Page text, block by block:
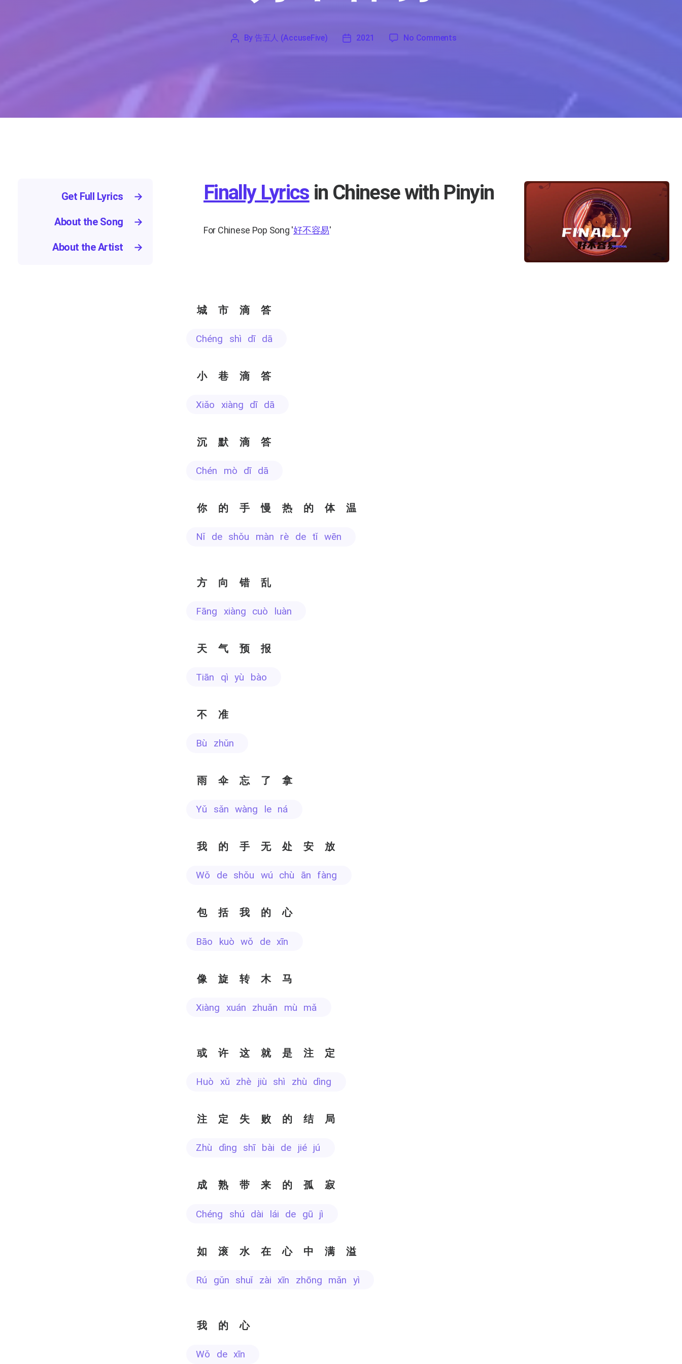
By 告五人 (AccuseFive)
'
2021 No Commentson Finally Lyrics
→
Get Full Lyrics
→
About the Song
→
About the Artist
Finally Lyrics in Chinese with Pinyin
For Chinese Pop Song '好不容易'
城市滴答
chéng shì dī dā
小巷滴答
xiǎo xiàng dī dā
沉默滴答
chén mò dī dā
你的手慢热的体温
nǐ de shǒu màn rè de tǐ wēn
方向错乱
fāng xiàng cuò luàn
天气预报
tiān qì yù bào
不准
bù zhǔn
雨伞忘了拿
yǔ sǎn wàng le ná
我的手无处安放
wǒ de shǒu wú chù ān fàng
包括我的心
bāo kuò wǒ de xīn
像旋转木马
xiàng xuán zhuǎn mù mǎ
或许这就是注定
huò xǔ zhè jiù shì zhù dìng
注定失败的结局
zhù dìng shī bài de jié jú
成熟带来的孤寂
chéng shú dài lái de gū jì
如滚水在心中满溢
rú gǔn shuǐ zài xīn zhōng mǎn yì
我的心
wǒ de xīn